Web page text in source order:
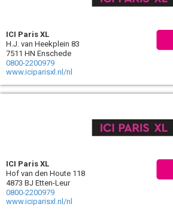
ICI Paris XL
H.J. van Heekplein 83
7511 HN Enschede
0800-2200979
www.iciparisxl.nl/nl
ICI Paris XL
Hof van den Houte 118
4873 BJ Etten-Leur
0800-2200979
www.iciparisxl.nl/nl